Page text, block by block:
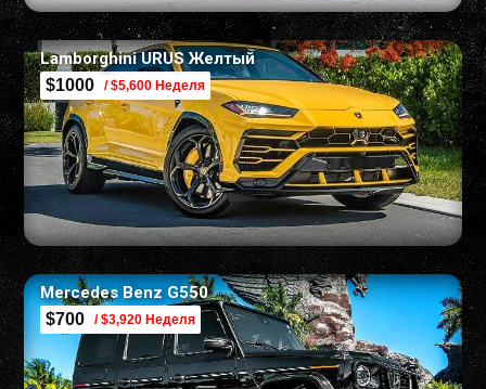
Lamborghini URUS Желтый
$1000 / $5,600 Неделя
Mercedes Benz G550
$700 / $3,920 Неделя